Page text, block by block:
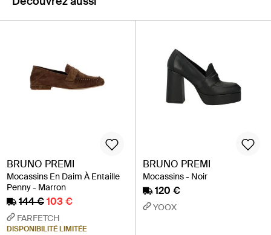
BRUNO PREMI
Mocassins En Daim À Entaille
Penny - Marron
144 €103 €
FARFETCH
DISPONIBILITÉ LIMITÉE
BRUNO PREMI
Mocassins - Noir
120 €
YOOX